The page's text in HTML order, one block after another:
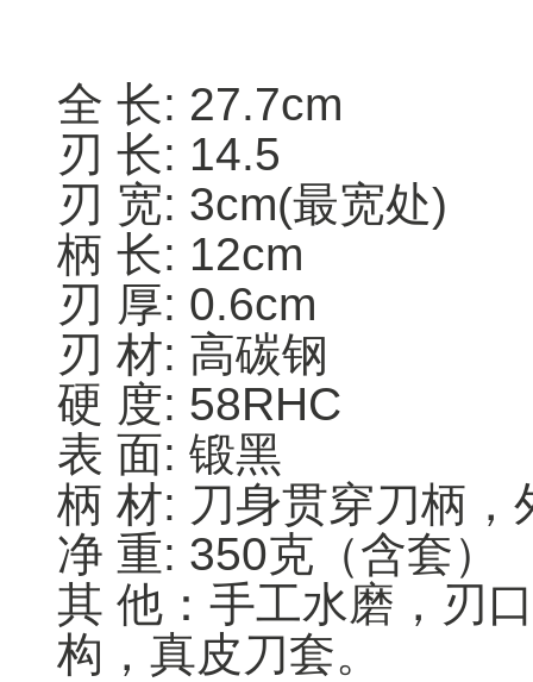
全 长: 27.7cm
刃 长: 14.5
刃 宽: 3cm(最宽处)
柄 长: 12cm
刃 厚: 0.6cm
刃 材: 高碳钢
硬 度: 58RHC
表 面: 锻黑
柄 材: 刀身贯穿刀柄，
净 重: 350克（含套）
其 他：手工水磨，刃
构，真皮刀套。